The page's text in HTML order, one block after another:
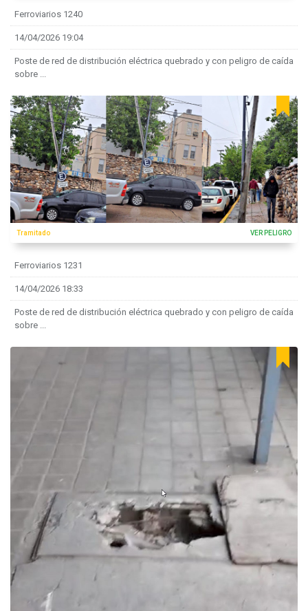
Ferroviarios 1240
14/04/2026 19:04
Poste de red de distribución eléctrica quebrado y con peligro de caída
sobre ...
Tramitado VER PELIGRO
Ferroviarios 1231
14/04/2026 18:33
Poste de red de distribución eléctrica quebrado y con peligro de caída
sobre ...